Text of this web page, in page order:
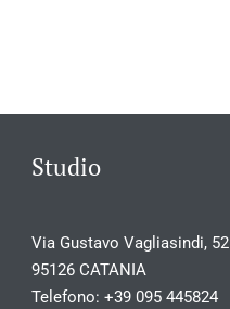
Studio
Via Gustavo Vagliasindi, 52
95126 CATANIA
Telefono:+39 095 445824